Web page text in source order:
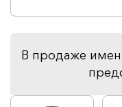
В продаже